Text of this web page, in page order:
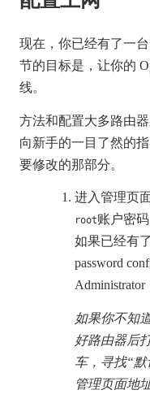
现在，你已经有了一
节的目标是，让你的
线。
方法和配置大多路由
向新手的一目了然的
要修改的那部分。
进入管理页
root账户密
如果已经有
password
Administrator
如果你不知
好路由器后
车，寻找“默
管理页面地